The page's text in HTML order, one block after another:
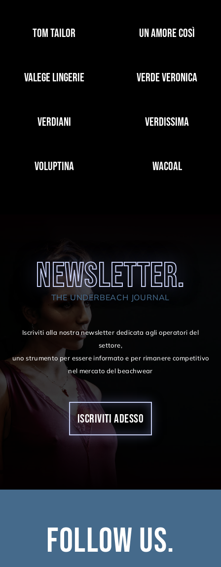
TOM TAILOR UN AMORE COSÌ
VALEGE LINGERIE VERDE VERONICA
VERDIANI VERDISSIMA
VOLUPTINA WACOAL
NEWSLETTER.
THE UNDERBEACH JOURNAL
Iscriviti alla nostra newsletter dedicata agli operatori del
settore,
uno strumento per essere informato e per rimanere competitivo
nel mercato del beachwear
ISCRIVITI ADESSO
Follow Us.